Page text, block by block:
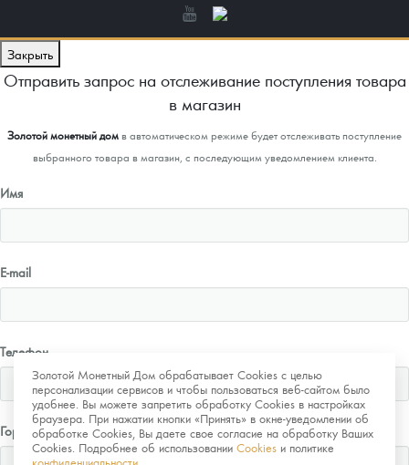
Золотой Монетный Дом обрабатывает Cookies с целью
персонализации сервисов и чтобы пользоваться веб-сайтом было
удобнее. Вы можете запретить обработку Cookies в настройках
браузера. При нажатии кнопки «Принять» в окне-уведомлении об
обработке Cookies, Вы даете свое согласие на обработку Ваших
Cookies. Подробнее об использовании Cookies и политике
конфиденциальности
Закрыть
Отправить запрос на отслеживание поступления товара
в магазин
Золотой монетный домв автоматическом режиме будет отслеживать поступление
выбранного товара в магазин, с последующим уведомлением клиента.
Имя
E-mail
Телефон
Город